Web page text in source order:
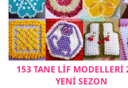
153 TANE LİF MODELLERİ
YENİ SEZON